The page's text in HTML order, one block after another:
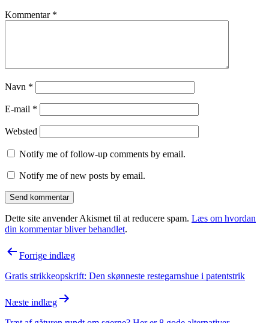
Kommentar *
Navn *
E-mail *
Websted
Notify me of follow-up comments by email.
Notify me of new posts by email.
Dette site anvender Akismet til at reducere spam. Læs om hvordan
din kommentar bliver behandlet.
Indlægsnavigation
Forrige indlæg
Gratis strikkeopskrift: Den skønneste restegarnshue i patentstrik
Næste indlæg